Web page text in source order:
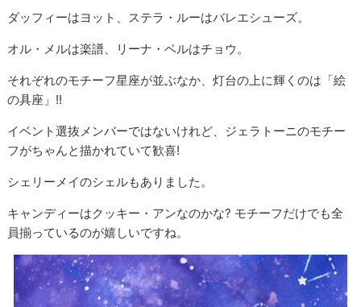
ダッフィーはヨット、ステラ・ルーはバレエシューズ。
オル・メルは楽譜、リーナ・ベルはチョウ。
それぞれのモチーフ星座が並ぶなか、灯台の上に輝くのは「絵
の具座」!!
イベント選抜メンバーではないけれど、ジェラトーニのモチー
フがちゃんと描かれていて歓喜!
シェリーメイのシェルもありました。
キャンディーはクッキー・アンなのかな? モチーフだけでも全
員揃っているのが嬉しいですね。